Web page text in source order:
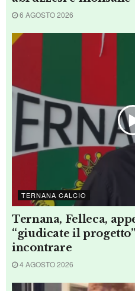
Alessio Patalocco,
all’Università indiana
17 LUGLIO 2026